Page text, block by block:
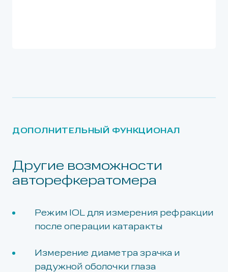
ДОПОЛНИТЕЛЬНЫЙ ФУНКЦИОНАЛ
Другие возможности
авторефкератомера
Режим IOL для измерения рефракции
после операции катаракты
Измерение диаметра зрачка и
радужной оболочки глаза